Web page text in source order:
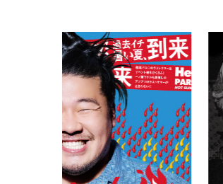
ニュース
レストラン・カフェ
TAX FREE
PARCOメンバーズ
한국어
ภาษาไทย
日本語